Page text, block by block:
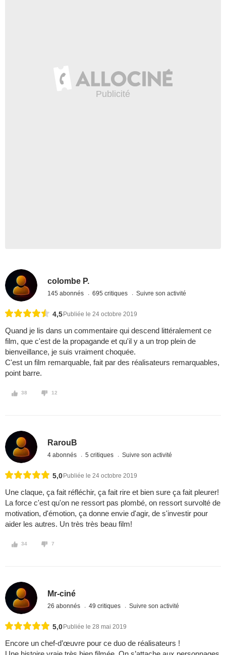
colombe P.
145 abonnés 695 critiques Suivre son activité
4,5 Publiée le 24 octobre 2019
Quand je lis dans un commentaire qui descend littéralement ce
film, que c'est de la propagande et qu'il y a un trop plein de
bienveillance, je suis vraiment choquée.
C'est un film remarquable, fait par des réalisateurs remarquables,
point barre.
38 12
RarouB
4 abonnés 5 critiques Suivre son activité
5,0 Publiée le 24 octobre 2019
Une claque, ça fait réfléchir, ça fait rire et bien sure ça fait pleurer!
La force c'est qu'on ne ressort pas plombé, on ressort survolté de
motivation, d'émotion, ça donne envie d'agir, de s'investir pour
aider les autres. Un très très beau film!
34 7
Mr-ciné
26 abonnés 49 critiques Suivre son activité
5,0 Publiée le 28 mai 2019
Encore un chef-d’œuvre pour ce duo de réalisateurs !